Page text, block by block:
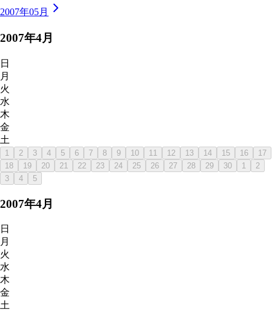
2007年05月
2007年4月
日
月
火
水
木
金
土
1 2 3 4 5 6 7 8 9 10 11 12 13 14 15 16
17
18
19 20 21 22 23 24 25 26 27 28 29 30 1
2
3
4 5
2007年4月
日
月
火
水
木
金
土